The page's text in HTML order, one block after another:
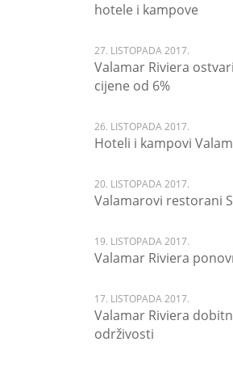
hotele i kampove
27. LISTOPADA 2017.
Valamar Riviera
cijene od 6%
26. LISTOPADA 2017.
Hoteli i kampovi
20. LISTOPADA 2017.
Valamarovi restorani
19. LISTOPADA 2017.
Valamar Riviera
17. LISTOPADA 2017.
Valamar Riviera
održivosti